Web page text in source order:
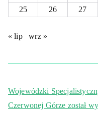
25
26 27
« lip wrz »
Wojewódzki
Czerwonej Górze został